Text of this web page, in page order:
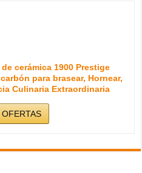
cerámica 1900 Prestige
para brasear, Hornear,
Culinaria Extraordinaria
OFERTAS